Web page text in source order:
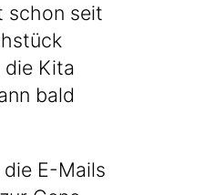
schon seit
Kita
bald
E-Mails